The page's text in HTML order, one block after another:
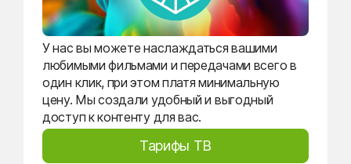
У нас вы можете наслаждаться вашими
любимыми фильмами и передачами всего в
один клик, при этом платя минимальную
цену. Мы создали удобный и выгодный
доступ к контенту для вас.
Тарифы ТВ